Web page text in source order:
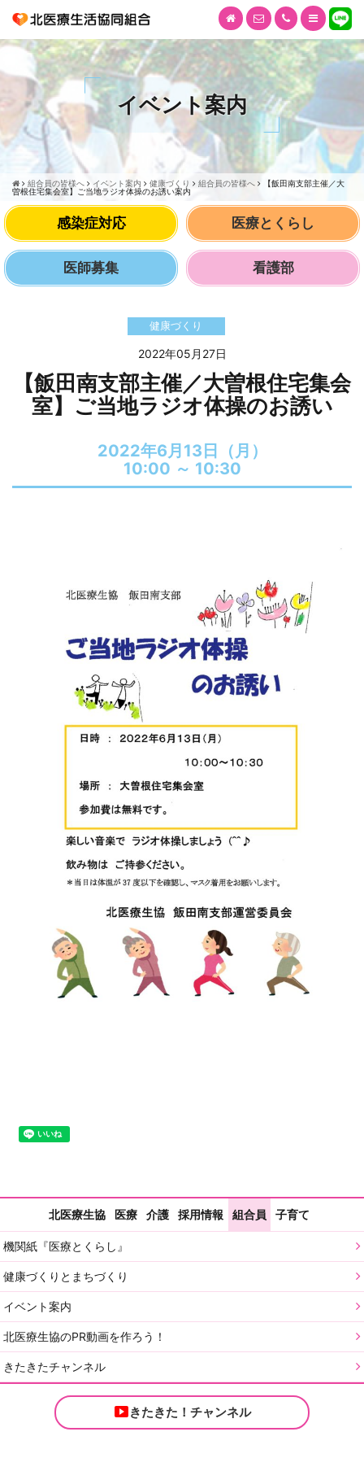
イベント案内
組合員の皆様へ イベント案内 健康づくり 組合員の皆様へ
【飯田南支部主催／大
曽根住宅集会室】ご当地ラジオ体操のお誘い案内
感染症対応 医療とくらし
医師募集 看護部
健康づくり
2022年05月27日
【飯田南支部主催／大曽根住宅集会
室】ご当地ラジオ体操のお誘い
2022年6月13日（月）
10:00 ～ 10:30
北医療生協 医療 介護 採用情報 組合員 子育て
機関紙『医療とくらし』
健康づくりとまちづくり
イベント案内
北医療生協のPR動画を作ろう！
きたきたチャンネル
きたきた！チャンネル